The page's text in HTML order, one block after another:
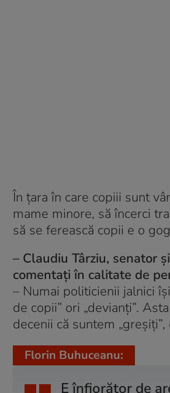
În țara în care copiii sunt
mame minore, să încerci
să se ferească copii e o
– Claudiu Târziu, senator
comentați în calitate de
– Numai politicienii jalnici
de copii” ori „devianți”.
decenii că suntem
E înfiorător de
Florin Buhuceanu: